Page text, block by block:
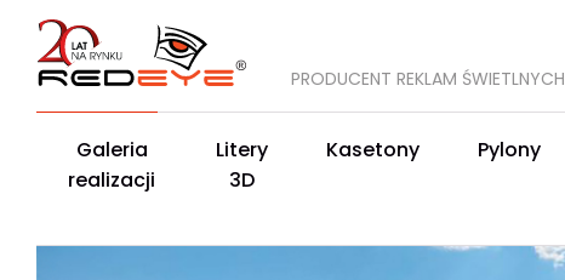
PRODUCENT REKLAM ŚWIETLNYCH
Galeria
realizacji
Litery
3D
Kasetony Pylony